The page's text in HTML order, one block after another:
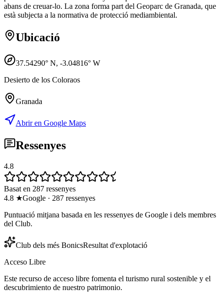
abans de creuar-lo. La zona forma part del Geoparc de Granada, que
està subjecta a la normativa de protecció mediambiental.
Ubicació
37.54290° N, -3.04816° W
Desierto de los Coloraos
Granada
Abrir en Google Maps
Ressenyes
4.8
Basat en 287 ressenyes
4.8 ★Google · 287 ressenyes
Puntuació mitjana basada en les ressenyes de Google i dels membres
del Club.
Club dels més BonicsResultat d'explotació
Acceso Libre
Este recurso de acceso libre fomenta el turismo rural sostenible y el
descubrimiento de nuestro patrimonio.